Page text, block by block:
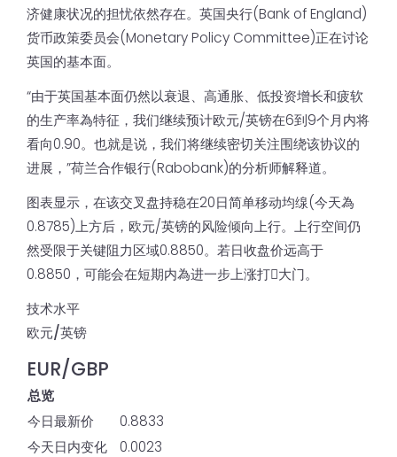
济健康状况的担忧依然存在。英国央行(Bank of England)
货币政策委员会(Monetary Policy Committee)正在讨论
英国的基本面。
“由于英国基本面仍然以衰退、高通胀、低投资增长和疲软
的生产率為特征，我们继续预计欧元/英镑在6到9个月内将
看向0.90。也就是说，我们将继续密切关注围绕该协议的
进展，”荷兰合作银行(Rabobank)的分析师解释道。
图表显示，在该交叉盘持稳在20日简单移动均缐(今天為
0.8785)上方后，欧元/英镑的风险倾向上行。上行空间仍
然受限于关键阻力区域0.8850。若日收盘价远高于
0.8850，可能会在短期内為进一步上涨打𫔭大门。
技术水平
欧元/英镑
EUR/GBP
总览
今日最新价
0.8833
今天日内变化
0.0023